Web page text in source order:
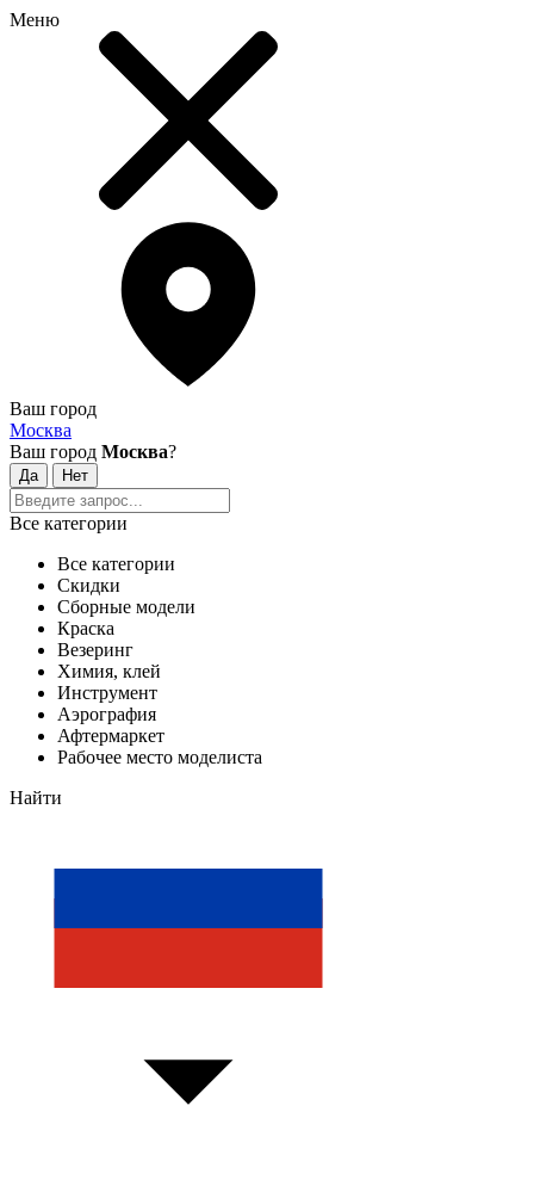
Меню
Ваш город
Москва
Ваш город Москва?
Все категории
Все категории
Скидки
Сборные модели
Краска
Везеринг
Химия, клей
Инструмент
Аэрография
Афтермаркет
Рабочее место моделиста
Найти